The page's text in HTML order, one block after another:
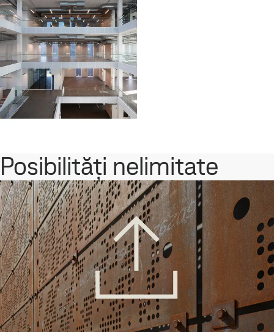
Posibilități nelimitate